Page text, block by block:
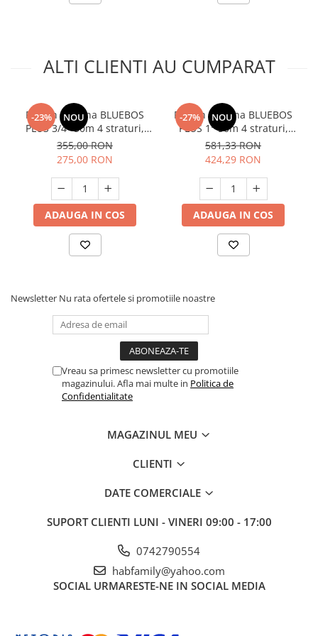
Unelte Gradinarit
Ventilatoare
Foarfeci tuns oi
Incubatoare oua
ALTI CLIENTI AU CUMPARAT
-23% NOU
Furtun gradina BLUEBOS
PLUS 3/4" 50m 4 straturi,
clasa 3 rezistenta, insertie,
GF-2119
355,00 RON
275,00 RON
ADAUGA IN COS
-27% NOU
Furtun gradina BLUEBOS
PLUS 1" 50m 4 straturi,
clasa 3 rezistenta, insertie,
Micul Fermier GF-2120
581,33 RON
424,29 RON
ADAUGA IN COS
Newsletter Nu rata ofertele si promotiile noastre
Vreau sa primesc newsletter cu promotiile
magazinului. Afla mai multe in Politica de
Confidentialitate
MAGAZINUL MEU
CLIENTI
DATE COMERCIALE
SUPORT CLIENTI LUNI - VINERI 09:00 - 17:00
0742790554
habfamily@yahoo.com
SOCIAL URMARESTE-NE IN SOCIAL MEDIA